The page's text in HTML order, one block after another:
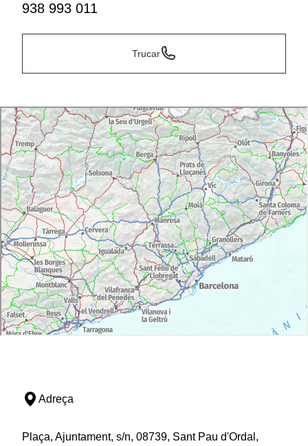
938 993 011
Trucar
Adreça
Plaça, Ajuntament, s/n, 08739, Sant Pau d'Ordal,